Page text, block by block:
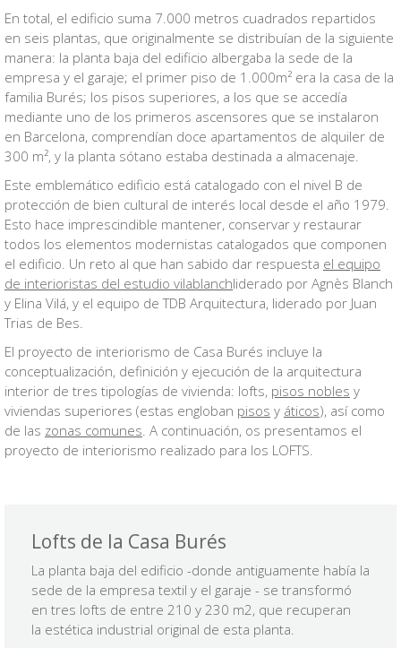
En total, el edificio suma 7.000 metros cuadrados repartidos
en seis plantas, que originalmente se distribuían de la siguiente
manera: la planta baja del edificio albergaba la sede de la
empresa y el garaje; el primer piso de 1.000m² era la casa de la
familia Burés; los pisos superiores, a los que se accedía
mediante uno de los primeros ascensores que se instalaron
en Barcelona, comprendían doce apartamentos de alquiler de
300 m², y la planta sótano estaba destinada a almacenaje.
Este emblemático edificio está catalogado con el nivel B de
protección de bien cultural de interés local desde el año 1979.
Esto hace imprescindible mantener, conservar y restaurar
todos los elementos modernistas catalogados que componen
el edificio. Un reto al que han sabido dar respuesta el equipo
de interioristas del estudio vilablanchliderado por Agnès Blanch
y Elina Vilá, y el equipo de TDB Arquitectura, liderado por Juan
Trias de Bes.
El proyecto de interiorismo de Casa Burés incluye la
conceptualización, definición y ejecución de la arquitectura
interior de tres tipologías de vivienda: lofts, pisos nobles y
viviendas superiores (estas engloban pisos y áticos), así como
de las zonas comunes. A continuación, os presentamos el
proyecto de interiorismo realizado para los LOFTS.
Lofts de la Casa Burés
La planta baja del edificio -donde antiguamente había la
sede de la empresa textil y el garaje - se transformó
en tres lofts de entre 210 y 230 m2, que recuperan
la estética industrial original de esta planta.